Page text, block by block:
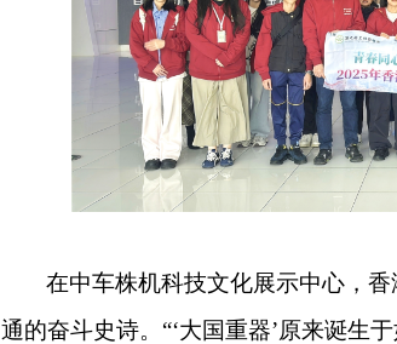
在中车株机科技文化展示中心，
通的奋斗史诗。 “‘大国重器’原来诞生